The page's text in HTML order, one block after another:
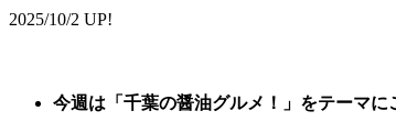
2025/10/2 UP!
今週は 「 千葉の醤油グルメ ！ 」 をテーマに